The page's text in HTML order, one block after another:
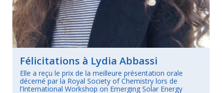
Félicitations à Lydia Abbassi
Elle a reçu le prix de la meilleure présentation orale
décerné par la Royal Society of Chemistry lors de
l’International Workshop on Emerging Solar Energy